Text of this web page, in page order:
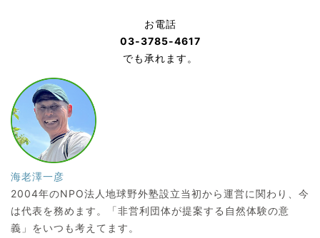
お電話
03-3785-4617
でも承れます。
海老澤一彦
2004年のNPO法人地球野外塾設立当初から運営に関わり、今
は代表を務めます。「非営利団体が提案する自然体験の意
義」をいつも考えてます。